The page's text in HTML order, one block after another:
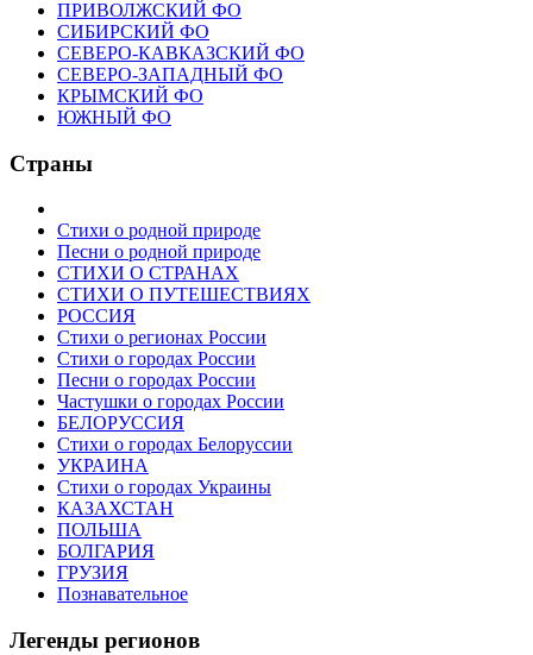
ПРИВОЛЖСКИЙ ФО
СИБИРСКИЙ ФО
СЕВЕРО-КАВКАЗСКИЙ ФО
СЕВЕРО-ЗАПАДНЫЙ ФО
КРЫМСКИЙ ФО
ЮЖНЫЙ ФО
Страны
Стихи о родной природе
Песни о родной природе
СТИХИ О СТРАНАХ
СТИХИ О ПУТЕШЕСТВИЯХ
РОССИЯ
Стихи о регионах России
Стихи о городах России
Песни о городах России
Частушки о городах России
БЕЛОРУССИЯ
Стихи о городах Белоруссии
УКРАИНА
Стихи о городах Украины
КАЗАХСТАН
ПОЛЬША
БОЛГАРИЯ
ГРУЗИЯ
Познавательное
Легенды регионов